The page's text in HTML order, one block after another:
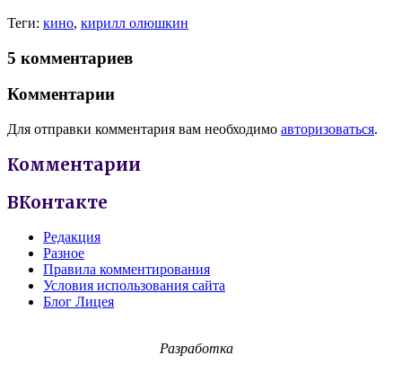
Теги: кино, кирилл олюшкин
5 комментариев
Комментарии
Для отправки комментария вам необходимо авторизоваться.
Комментарии
ВКонтакте
Редакция
Разное
Правила комментирования
Условия использования сайта
Блог Лицея
Разработка